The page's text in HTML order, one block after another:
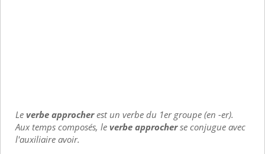
Leverbe approcherest un verbe du 1er groupe (en -er).
Aux temps composés, leverbe approcherse conjugue avec
l'auxiliaire avoir.